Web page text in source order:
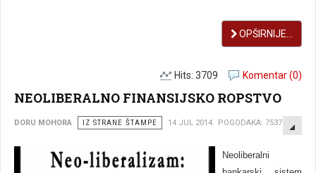
OPŠIRNIJE...
Komentar (0)
Hits: 3709
NEOLIBERALNO FINANSIJSKO ROPSTVO
DORU MOHORA IZ STRANE ŠTAMPE 14 JUL 2014 POGODAKA: 7537
Neoliberalni